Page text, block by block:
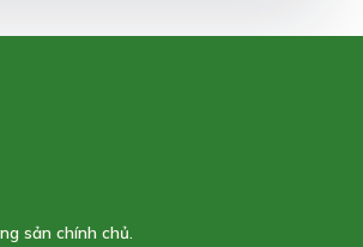
sản chính chủ.